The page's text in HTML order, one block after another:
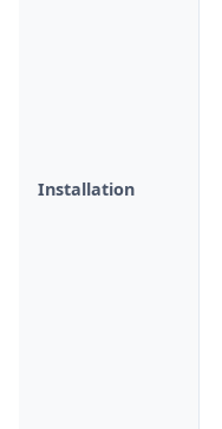
Installation